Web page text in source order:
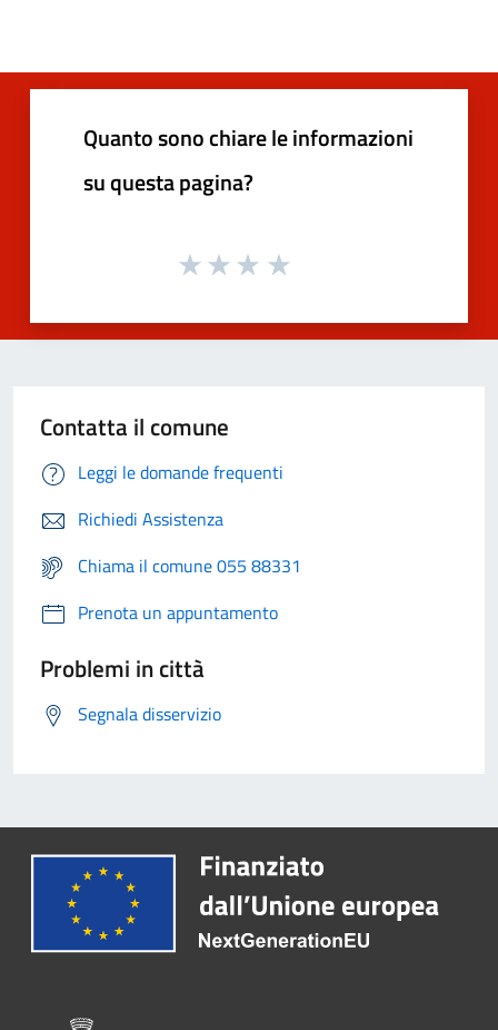
Quanto sono chiare le informazioni
su questa pagina?
Contatta il comune
Leggi le domande frequenti
Richiedi Assistenza
Chiama il comune 055 88331
Prenota un appuntamento
Problemi in città
Segnala disservizio